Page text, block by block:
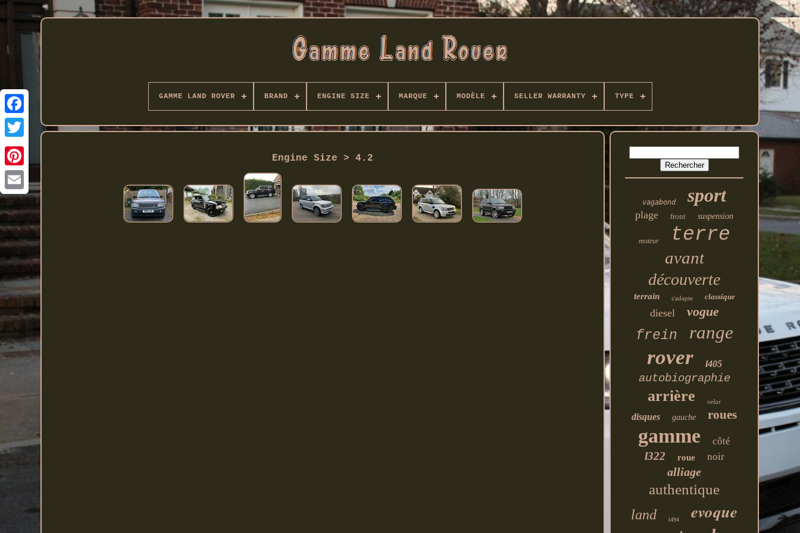
Twitter
GAMME LAND ROVER BRAND ENGINE SIZE MARQUE MODÈLE SELLER WARRANTY TYPE
Engine Size > 4.2
vagabond sport
plage front suspension
moteur terre
avant
découverte
terrain s'adapte classique
diesel vogue
frein range
rover l405
autobiographie
arrière velar
disques gauche roues
gamme côté
l322 roue noir
alliage
authentique
land l494 evoque